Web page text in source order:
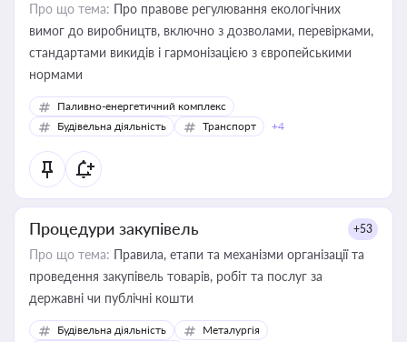
Про що тема: Про правове регулювання екологічних
вимог до виробництв, включно з дозволами, перевірками,
стандартами викидів і гармонізацією з європейськими
нормами
Паливно-енергетичний комплекс
Будівельна діяльність
Транспорт +4
Процедури закупівель +53
Про що тема: Правила, етапи та механізми організації та
проведення закупівель товарів, робіт та послуг за
державні чи публічні кошти
Будівельна діяльність
Металургія